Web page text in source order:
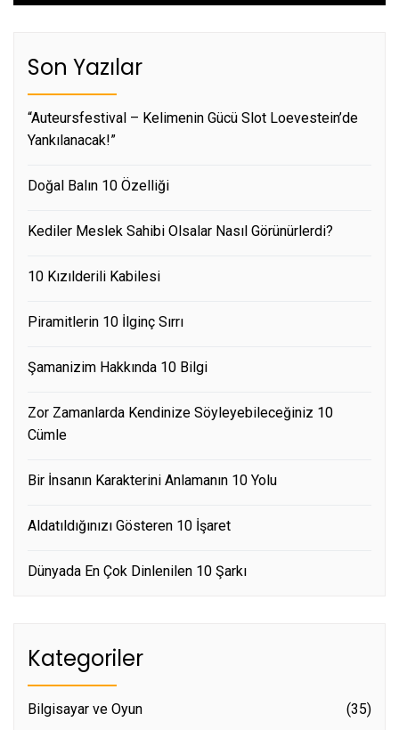
Son Yazılar
“Auteursfestival – Kelimenin Gücü Slot Loevestein’de
Yankılanacak!”
Doğal Balın 10 Özelliği
Kediler Meslek Sahibi Olsalar Nasıl Görünürlerdi?
10 Kızılderili Kabilesi
Piramitlerin 10 İlginç Sırrı
Şamanizim Hakkında 10 Bilgi
Zor Zamanlarda Kendinize Söyleyebileceğiniz 10
Cümle
Bir İnsanın Karakterini Anlamanın 10 Yolu
Aldatıldığınızı Gösteren 10 İşaret
Dünyada En Çok Dinlenilen 10 Şarkı
Kategoriler
Bilgisayar ve Oyun (35)